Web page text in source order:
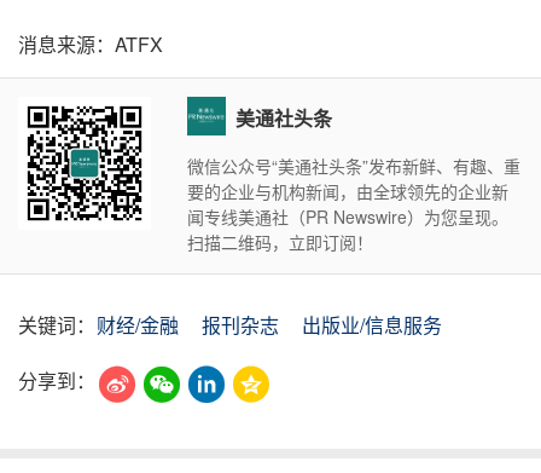
消息来源：ATFX
美通社头条
微信公众号“美通社头条”发布新鲜、有趣、重
要的企业与机构新闻，由全球领先的企业新
闻专线美通社（PR Newswire）为您呈现。
扫描二维码，立即订阅！
关键词： 财经/金融 报刊杂志
出版业/信息服务
分享到：